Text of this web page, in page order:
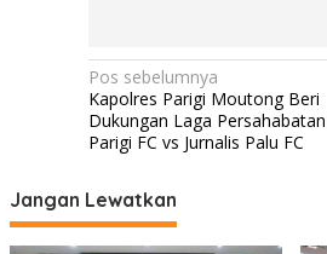
Navigasi
pos
Pos sebelumnya
Kapolres Parigi Moutong Beri
Dukungan Laga Persahabatan
Parigi FC vs Jurnalis Palu FC
Jangan Lewatkan